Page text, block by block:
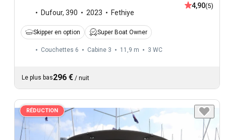
Dufour, 390 2023 Fethiye
4,90(5)
Skipper en option Super Boat Owner
Couchettes 6 Cabine 3 11,9 m 3 WC
Le plus bas296 € / nuit
RÉDUCTION